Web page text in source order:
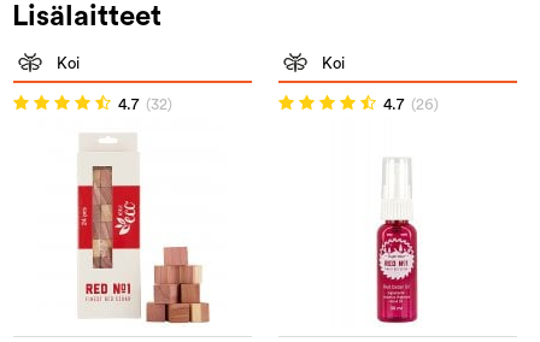
Lisälaitteet
Koi
4.7 (32)
Koi
4.7 (26)